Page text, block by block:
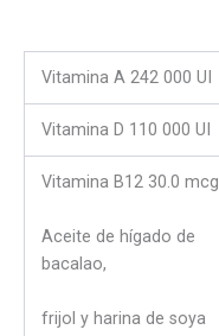
Vitamina A 242 000 UI
Vitamina D 110 000 UI
Vitamina B12 30.0 mcg
Aceite de hígado de
bacalao,
frijol y harina de soya